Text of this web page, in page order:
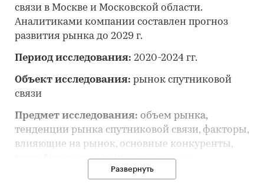
связи в Москве и Московской области.
Аналитиками компании составлен прогноз
развития рынка до 2029 г.
Период исследования: 2020-2024 гг.
Объект исследования: рынок спутниковой
связи
Предмет исследования: объем рынка,
тенденции рынка спутниковой связи, факторы,
влияющие на рынок, основные конкуренты,
потребительские цены, отраслевые
финансово-экономические показатели, оценка
Развернуть